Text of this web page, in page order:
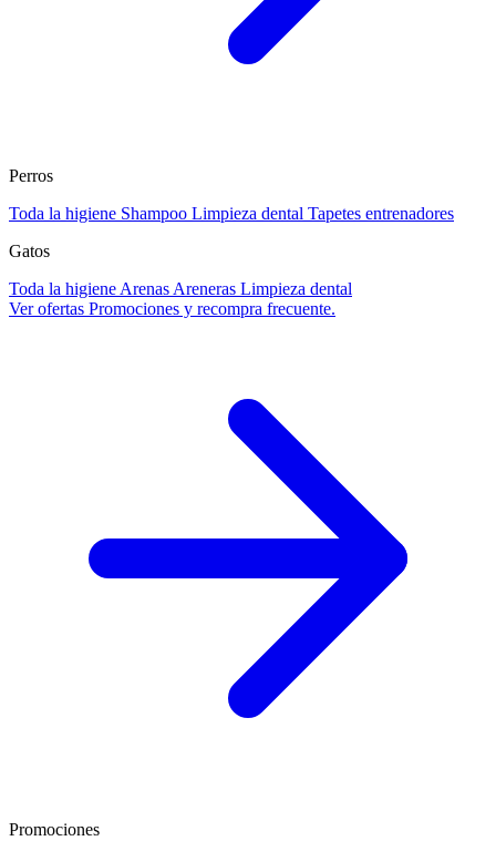
Perros
Toda la higiene Shampoo Limpieza dental Tapetes entrenadores
Gatos
Toda la higiene Arenas Areneras Limpieza dental
Ver ofertas Promociones y recompra frecuente.
Promociones